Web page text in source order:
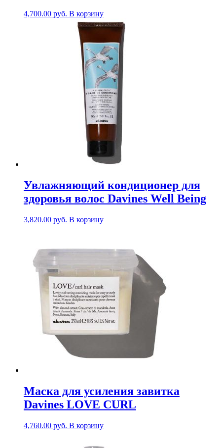
4,700.00 руб. В корзину
Увлажняющий кондиционер для
здоровья волос Davines Well Being
3,820.00 руб. В корзину
Маска для усиления завитка
Davines LOVE CURL
4,760.00 руб. В корзину